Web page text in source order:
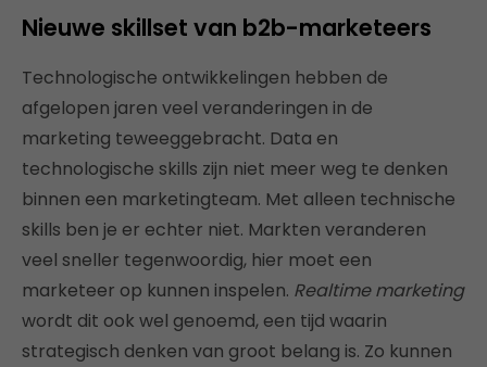
Nieuwe skillset van b2b-marketeers
Technologische ontwikkelingen hebben de
afgelopen jaren veel veranderingen in de
marketing teweeggebracht. Data en
technologische skills zijn niet meer weg te denken
binnen een marketingteam. Met alleen technische
skills ben je er echter niet. Markten veranderen
veel sneller tegenwoordig, hier moet een
marketeer op kunnen inspelen. Realtime marketing
wordt dit ook wel genoemd, een tijd waarin
strategisch denken van groot belang is. Zo kunnen